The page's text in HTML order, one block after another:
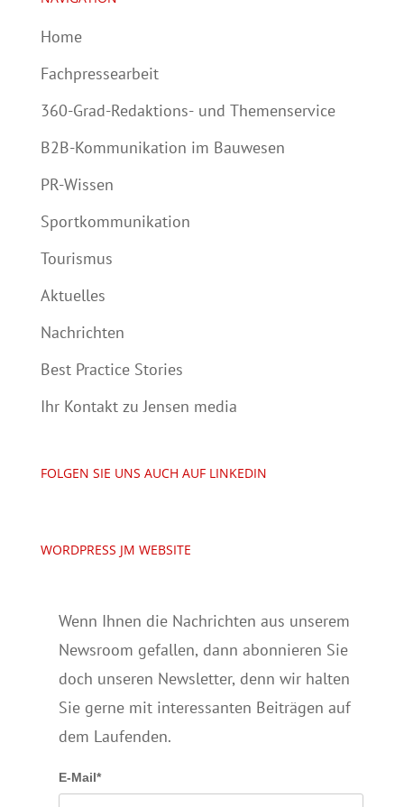
Home
Fachpressearbeit
360-Grad-Redaktions- und Themenservice
B2B-Kommunikation im Bauwesen
PR-Wissen
Sportkommunikation
Tourismus
Aktuelles
Nachrichten
Best Practice Stories
Ihr Kontakt zu Jensen media
FOLGEN SIE UNS AUCH AUF LINKEDIN
WORDPRESS JM WEBSITE
Wenn Ihnen die Nachrichten aus unserem
Newsroom gefallen, dann abonnieren Sie
doch unseren Newsletter, denn wir halten
Sie gerne mit interessanten Beiträgen auf
dem Laufenden.
E-Mail*